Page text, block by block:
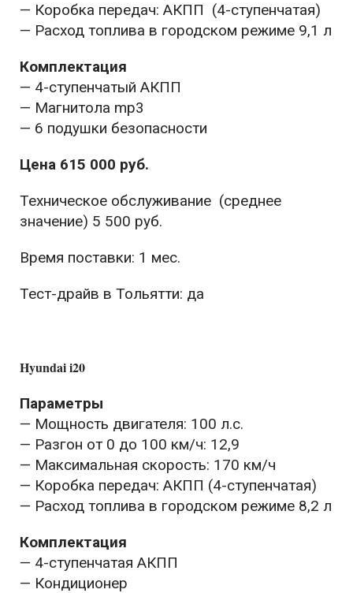
— Коробка передач: АКПП (4-ступенчатая)
— Расход топлива в городском режиме 9,1 л
Комплектация
— 4-ступенчатый АКПП
— Магнитола mp3
— 6 подушки безопасности
Цена 615 000 руб.
Техническое обслуживание (среднее
значение) 5 500 руб.
Время поставки: 1 мес.
Тест-драйв в Тольятти: да
Hyundai i20
Параметры
— Мощность двигателя: 100 л.с.
— Разгон от 0 до 100 км/ч: 12,9
— Максимальная скорость: 170 км/ч
— Коробка передач: АКПП (4-ступенчатая)
— Расход топлива в городском режиме 8,2 л
Комплектация
— 4-ступенчатая АКПП
— Кондиционер